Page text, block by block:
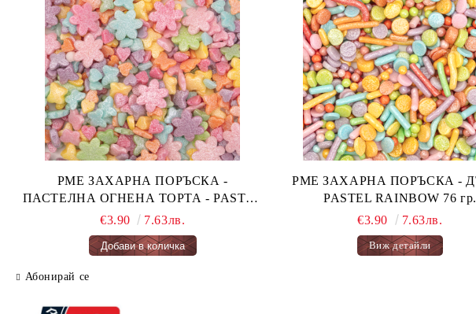
PME ЗАХАРНА ПОРЪСКА -
ПАСТЕЛНА ОГНЕНА ТОРТА - PASTEL
FAIRY CAKES 66 гр.
€3.90 7.63лв.
PME ЗАХАРНА ПОРЪСКА - ДЪГА -
PASTEL RAINBOW 76 гр.
€3.90
7.63лв.
Виж детайли
Абонирай се